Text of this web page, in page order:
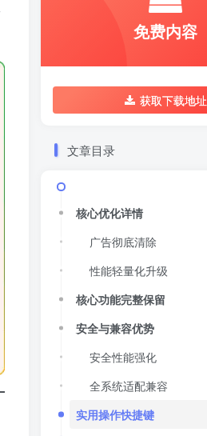
免费内容
获取下载地址
文章目录
核心优化详情
广告彻底清除
性能轻量化升级
核心功能完整保留
安全与兼容优势
安全性能强化
全系统适配兼容
实用操作快捷键